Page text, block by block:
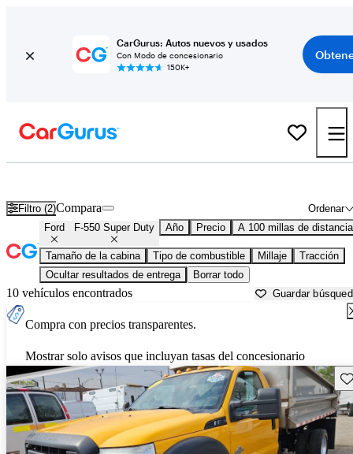
CarGurus: Autos nuevos y usados
Con Modo de concesionario
150K+
Filtro (2) Ordenar
Compara
Ford F-550 Super Duty Año Precio A 100 millas de distancia
Tamaño de la cabina Tipo de combustible Millaje
Tracción
Ocultar resultados de entrega
Borrar todo
10 vehículos encontrados Guardar
Compra con precios transparentes.
Mostrar solo avisos que incluyan tasas del concesionario